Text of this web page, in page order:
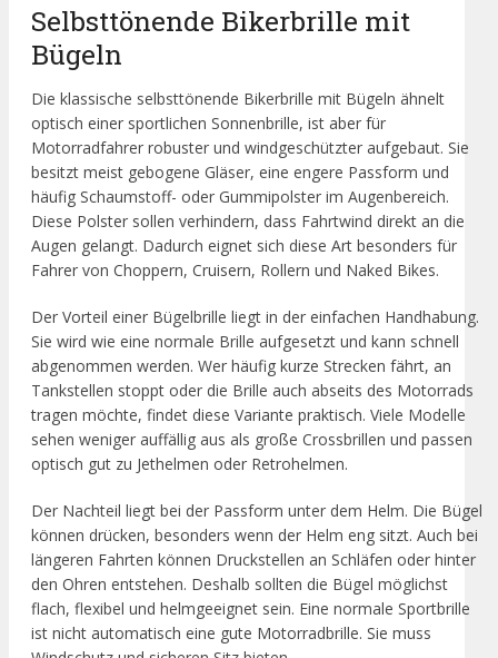
Selbsttönende Bikerbrille mit
Bügeln
Die klassische selbsttönende Bikerbrille mit Bügeln ähnelt
optisch einer sportlichen Sonnenbrille, ist aber für
Motorradfahrer robuster und windgeschützter aufgebaut. Sie
besitzt meist gebogene Gläser, eine engere Passform und
häufig Schaumstoff- oder Gummipolster im Augenbereich.
Diese Polster sollen verhindern, dass Fahrtwind direkt an die
Augen gelangt. Dadurch eignet sich diese Art besonders für
Fahrer von Choppern, Cruisern, Rollern und Naked Bikes.
Der Vorteil einer Bügelbrille liegt in der einfachen Handhabung.
Sie wird wie eine normale Brille aufgesetzt und kann schnell
abgenommen werden. Wer häufig kurze Strecken fährt, an
Tankstellen stoppt oder die Brille auch abseits des Motorrads
tragen möchte, findet diese Variante praktisch. Viele Modelle
sehen weniger auffällig aus als große Crossbrillen und passen
optisch gut zu Jethelmen oder Retrohelmen.
Der Nachteil liegt bei der Passform unter dem Helm. Die Bügel
können drücken, besonders wenn der Helm eng sitzt. Auch bei
längeren Fahrten können Druckstellen an Schläfen oder hinter
den Ohren entstehen. Deshalb sollten die Bügel möglichst
flach, flexibel und helmgeeignet sein. Eine normale Sportbrille
ist nicht automatisch eine gute Motorradbrille. Sie muss